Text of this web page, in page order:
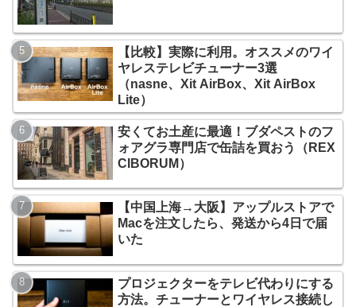
【比較】実際に利用。オススメのワイ
ヤレステレビチューナー3選
（nasne、Xit AirBox、Xit AirBox
Lite）
安くてお土産に最適！ブダペストのフ
ォアグラ専門店で缶詰を買おう（REX
CIBORUM）
【中国上海→大阪】アップルストアで
Macを注文したら、発送から4日で届
いた
プロジェクターをテレビ代わりにする
方法。チューナーとワイヤレス接続し